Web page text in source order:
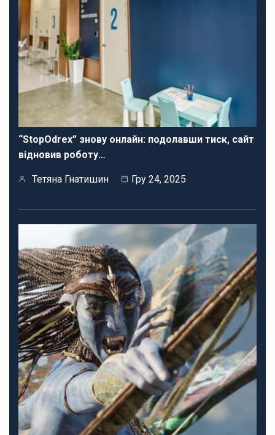
“StopOdrex” знову онлайн: подолавши тиск, сайт
відновив роботу…
Тетяна Гнатишин Гру 24, 2025